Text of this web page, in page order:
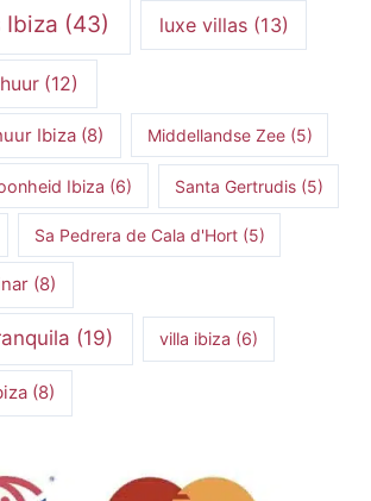
Ibiza (43) luxe villas(13)
(12)
Ibiza (8) Middellandse Zee(5)
Ibiza (6) Santa Gertrudis(5)
Sa Pedrera de Cala d'Hort(5)
(8)
(19) villa ibiza (6)
(8)